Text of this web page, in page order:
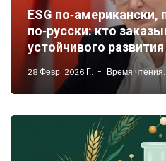
ESG по‑американски,
по‑русски: кто
устойчивого развития
28 Февр. 2026 Г. Время